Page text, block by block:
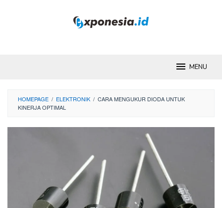
MENU
HOMEPAGE / ELEKTRONIK / CARA MENGUKUR DIODA UNTUK
KINERJA OPTIMAL